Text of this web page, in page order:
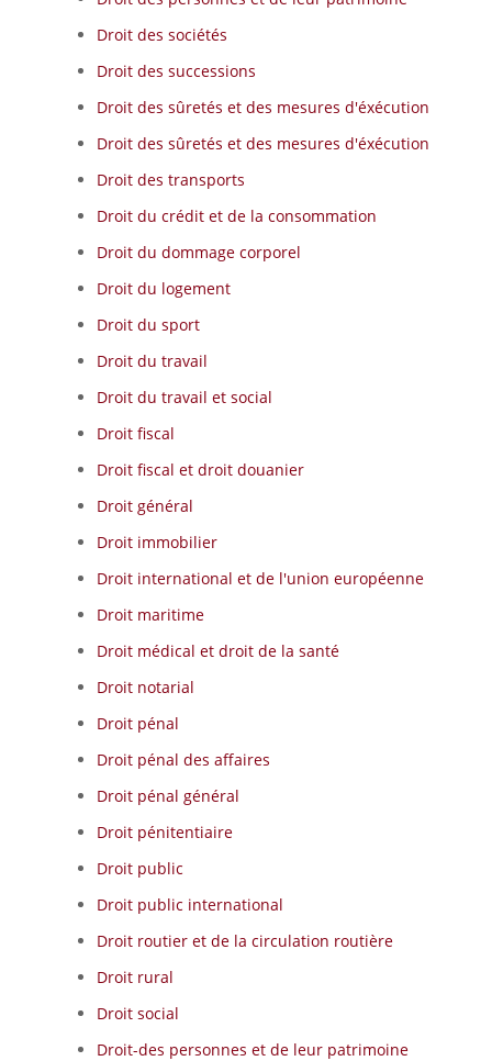
Droit des sociétés
Droit des successions
Droit des sûretés et des mesures d'éxécution
Droit des sûretés et des mesures d'éxécution
Droit des transports
Droit du crédit et de la consommation
Droit du dommage corporel
Droit du logement
Droit du sport
Droit du travail
Droit du travail et social
Droit fiscal
Droit fiscal et droit douanier
Droit général
Droit immobilier
Droit international et de l'union européenne
Droit maritime
Droit médical et droit de la santé
Droit notarial
Droit pénal
Droit pénal des affaires
Droit pénal général
Droit pénitentiaire
Droit public
Droit public international
Droit routier et de la circulation routière
Droit rural
Droit social
Droit-des personnes et de leur patrimoine